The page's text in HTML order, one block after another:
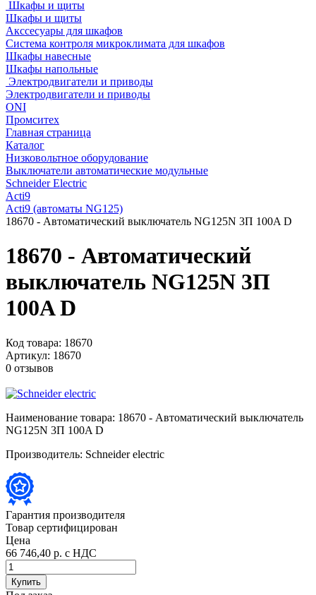
Шкафы и щиты
Шкафы и щиты
Акссесуары для шкафов
Система контроля микроклимата для шкафов
Шкафы навесные
Шкафы напольные
Электродвигатели и приводы
Электродвигатели и приводы
ONI
Промситех
Главная страница
Каталог
Низковольтное оборудование
Выключатели автоматические модульные
Schneider Electric
Acti9
Acti9 (автоматы NG125)
18670 - Автоматический выключатель NG125N 3П 100A D
18670 - Автоматический
выключатель NG125N 3П
100A D
Код товара: 18670
Артикул: 18670
0 отзывов
Наименование товара: 18670 - Автоматический выключатель
NG125N 3П 100A D
Производитель: Schneider electric
Гарантия производителя
Товар сертифицирован
Цена
66 746,40 р. с НДС
Купить